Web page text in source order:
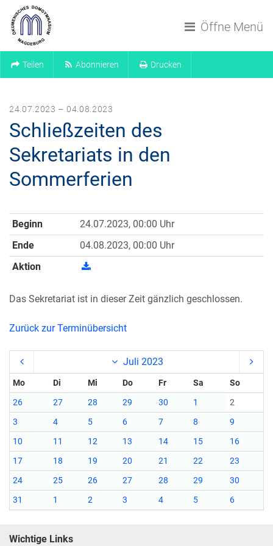
Öffne Menü
Teilen Abonnieren Drucken
24.07.2023 – 04.08.2023
Schließzeiten des
Sekretariats in den
Sommerferien
Beginn
24.07.2023, 00:00 Uhr
Ende
04.08.2023, 00:00 Uhr
Aktion
Das Sekretariat ist in dieser Zeit gänzlich geschlossen.
Zurück zur Terminübersicht
Juli 2023
Mo Di Mi Do Fr Sa
So
26
27 28 29 30 1
2
3
4 5 6 7 8
9
10
11 12 13 14 15
16
17
18 19 20 21 22
23
24
25 26 27 28 29
30
31
1 2 3 4 5 6
Wichtige Links